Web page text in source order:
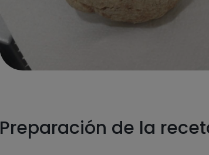
Preparación de la